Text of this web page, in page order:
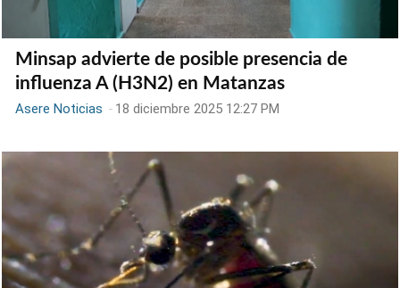
Minsap advierte de posible presencia de
influenza A (H3N2) en Matanzas
Asere Noticias - 18 diciembre 2025 12:27 PM